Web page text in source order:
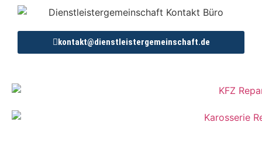
kontakt@dienstleistergemeinschaft.de